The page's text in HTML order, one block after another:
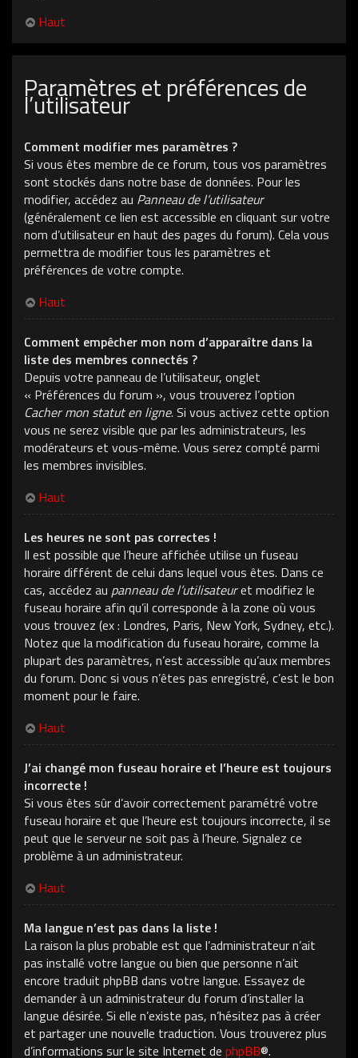
Haut
Paramètres et préférences de
l’utilisateur
Comment modifier mes paramètres ?
Si vous êtes membre de ce forum, tous vos paramètres
sont stockés dans notre base de données. Pour les
modifier, accédez au Panneau de l’utilisateur
(généralement ce lien est accessible en cliquant sur votre
nom d’utilisateur en haut des pages du forum). Cela vous
permettra de modifier tous les paramètres et
préférences de votre compte.
Haut
Comment empêcher mon nom d’apparaître dans la
liste des membres connectés ?
Depuis votre panneau de l’utilisateur, onglet
« Préférences du forum », vous trouverez l’option
Cacher mon statut en ligne. Si vous activez cette option
vous ne serez visible que par les administrateurs, les
modérateurs et vous-même. Vous serez compté parmi
les membres invisibles.
Haut
Les heures ne sont pas correctes !
Il est possible que l’heure affichée utilise un fuseau
horaire différent de celui dans lequel vous êtes. Dans ce
cas, accédez au panneau de l’utilisateuret modifiez le
fuseau horaire afin qu’il corresponde à la zone où vous
vous trouvez (ex : Londres, Paris, New York, Sydney, etc.).
Notez que la modification du fuseau horaire, comme la
plupart des paramètres, n’est accessible qu’aux membres
du forum. Donc si vous n’êtes pas enregistré, c’est le bon
moment pour le faire.
Haut
J’ai changé mon fuseau horaire et l’heure est toujours
incorrecte !
Si vous êtes sûr d’avoir correctement paramétré votre
fuseau horaire et que l’heure est toujours incorrecte, il se
peut que le serveur ne soit pas à l’heure. Signalez ce
problème à un administrateur.
Haut
Ma langue n’est pas dans la liste !
La raison la plus probable est que l’administrateur n’ait
pas installé votre langue ou bien que personne n’ait
encore traduit phpBB dans votre langue. Essayez de
demander à un administrateur du forum d’installer la
langue désirée. Si elle n’existe pas, n’hésitez pas à créer
et partager une nouvelle traduction. Vous trouverez plus
d’informations sur le site Internet de phpBB®.